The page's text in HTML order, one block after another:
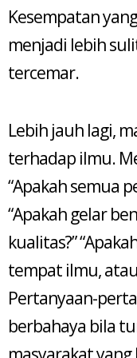
Kesempatan
menjadi lebih
tercemar.
Lebih jauh lagi,
terhadap ilmu.
“Apakah semua
“Apakah gelar
kualitas?”
tempat ilmu,
Pertanyaan-
berbahaya bila